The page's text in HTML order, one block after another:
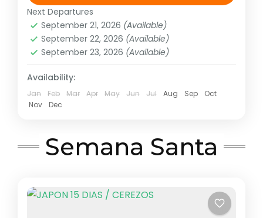
Nagasaki, Arita, Hiroshima, Osaka, Nara
Salida 20 o 27 de marzo...
Asia,Asia del extremo oriente
1 Person
Next Departures
September 21, 2026 (Available)
September 22, 2026 (Available)
September 23, 2026 (Available)
Availability:
Jan Feb Mar Apr May Jun Jul Aug Sep
Oct
Nov
Dec
Semana Santa